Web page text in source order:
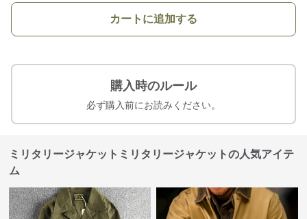
カートに追加する
購入時のルール
必ず購入前にお読みください。
ミリタリージャケットミリタリージャケットの人気アイテ
ム